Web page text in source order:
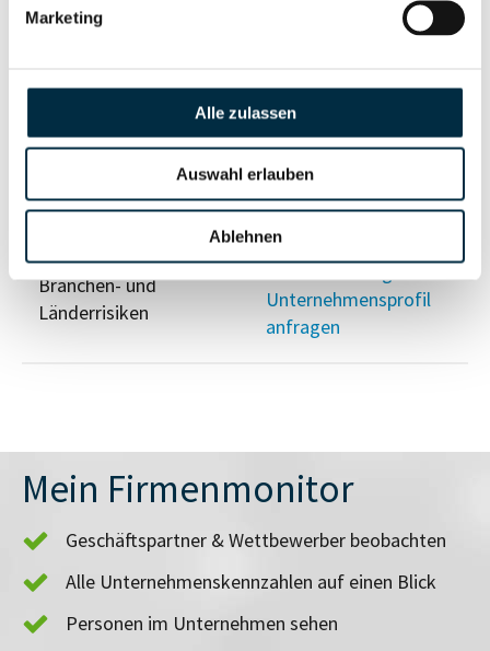
Marketing
Alle zulassen
Auswahl erlauben
Ablehnen
PEP- und
Vollständiges
Unternehmensprofil
Insolvenzinformationen
Vollständiges
Unternehmensprofil
anfragen
Branchen- und
Länderrisiken
Vollständiges
Unternehmensprofil
anfragen
Mein Firmenmonitor
Geschäftspartner & Wettbewerber beobachten
Alle Unternehmenskennzahlen auf einen Blick
Personen im Unternehmen sehen